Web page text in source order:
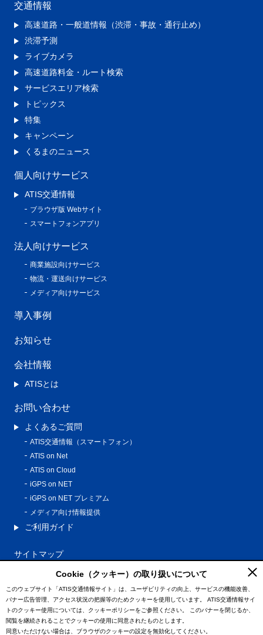
交通情報
高速道路・一般道情報（渋滞・事故・通行止め）
渋滞予測
ライブカメラ
高速道路料金・ルート検索
サービスエリア検索
トピックス
特集
キャンペーン
くるまのニュース
個人向けサービス
ATIS交通情報
ブラウザ版 Webサイト
スマートフォンアプリ
法人向けサービス
商業施設向けサービス
物流・運送向けサービス
メディア向けサービス
導入事例
お知らせ
会社情報
ATISとは
お問い合わせ
よくあるご質問
ATIS交通情報（スマートフォン）
ATIS on Net
ATIS on Cloud
iGPS on NET
iGPS on NET プレミアム
メディア向け情報提供
ご利用ガイド
サイトマップ
プライバシーポリシー
利用規約
特定商取引法に基づく表記
情報の外部通信について
Cookie（クッキー）の取り扱いについて
このウェブサイト「ATIS交通情報サイト」は、ユーザビリティの向上、サービスの機能改善、
バナー広告管理、アクセス状況の把握等のためクッキーを使用しています。
ATIS交通情報サイ
トのクッキー使用については、クッキーポリシーをご参照ください。
このバナーを閉じるか、
閲覧を継続されることでクッキーの使用に同意されたものとします。
同意いただけない場合は、ブラウザのクッキーの設定を無効化してください。